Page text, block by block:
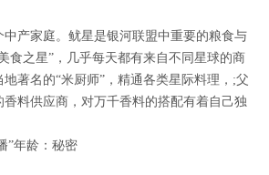
产家庭。鱿星是银河联盟中重要的粮食与
食之星”，几乎每天都有来自不同星球的商
著名的“米厨师”，精通各类星际料理，;父
料供应商，对万千香料的搭配有着自己独
”年龄：秘密